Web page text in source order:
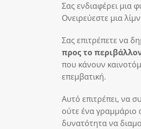
Σας ενδιαφέρει μια
Ονειρεύεστε μια
Σας επιτρέπετε να
προς το
που κάνουν
επεμβατική.
Αυτό επιτρέπει, να
ούτε ένα γραμμάριο
δυνατότητα να